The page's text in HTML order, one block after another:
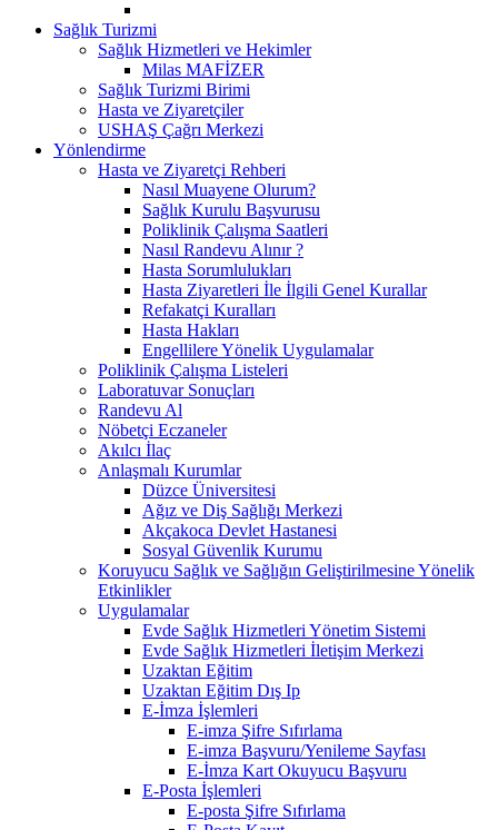
Sağlık Turizmi
Sağlık Hizmetleri ve Hekimler
Milas MAFİZER
Sağlık Turizmi Birimi
Hasta ve Ziyaretçiler
USHAŞ Çağrı Merkezi
Yönlendirme
Hasta ve Ziyaretçi Rehberi
Nasıl Muayene Olurum?
Sağlık Kurulu Başvurusu
Poliklinik Çalışma Saatleri
Nasıl Randevu Alınır ?
Hasta Sorumlulukları
Hasta Ziyaretleri İle İlgili Genel Kurallar
Refakatçi Kuralları
Hasta Hakları
Engellilere Yönelik Uygulamalar
Poliklinik Çalışma Listeleri
Laboratuvar Sonuçları
Randevu Al
Nöbetçi Eczaneler
Akılcı İlaç
Anlaşmalı Kurumlar
Düzce Üniversitesi
Ağız ve Diş Sağlığı Merkezi
Akçakoca Devlet Hastanesi
Sosyal Güvenlik Kurumu
Koruyucu Sağlık ve Sağlığın Geliştirilmesine Yönelik
Etkinlikler
Uygulamalar
Evde Sağlık Hizmetleri Yönetim Sistemi
Evde Sağlık Hizmetleri İletişim Merkezi
Uzaktan Eğitim
Uzaktan Eğitim Dış Ip
E-İmza İşlemleri
E-imza Şifre Sıfırlama
E-imza Başvuru/Yenileme Sayfası
E-İmza Kart Okuyucu Başvuru
E-Posta İşlemleri
E-posta Şifre Sıfırlama